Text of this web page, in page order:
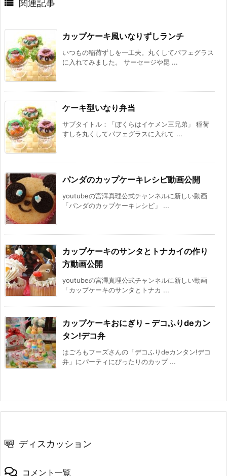
 関連記事
カップケーキ風いなりずしランチ
いつもの稲荷ずしを一工夫。丸くしてパフェグラス
に入れてみました。 サーセージや昆 ...
ケーキ型いなり弁当
サブタイトル：「ぼくらはイケメン三兄弟」 稲荷
すしを丸くしてパフェグラスに入れて ...
パンダのカップケーキレシピ動画公開
youtubeの宮澤真理公式チャンネルに新しい動画
「パンダのカップケーキレシピ」 ...
カップケーキのサンタとトナカイの作り
方動画公開
youtubeの宮澤真理公式チャンネルに新しい動画
「カップケーキのサンタとトナカ ...
カップケーキおにぎり – デコふりdeカン
タン!デコ弁
はごろもフーズさんの「デコふりdeカンタン!デコ
弁」にパーティにぴったりのカップ ...
ディスカッション
コメント一覧